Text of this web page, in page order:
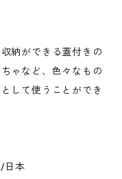
納ができる蓋付きの
ゃなど、色々なもの
して使うことができ
日本